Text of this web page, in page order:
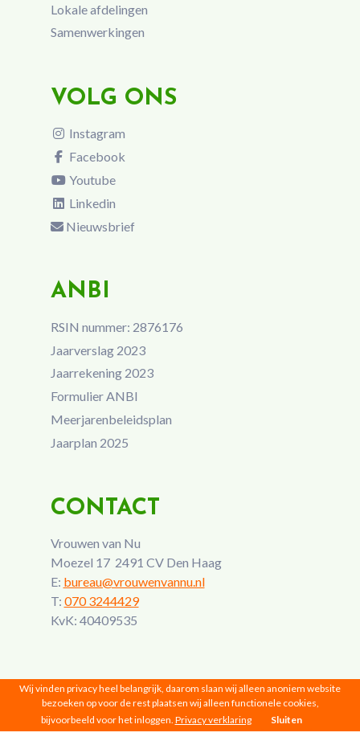
Lokale afdelingen
Samenwerkingen
VOLG ONS
Instagram
Facebook
Youtube
Linkedin
Nieuwsbrief
ANBI
RSIN nummer: 2876176
Jaarverslag 2023
Jaarrekening 2023
Formulier ANBI
Meerjarenbeleidsplan
Jaarplan 2025
CONTACT
Vrouwen van Nu
Moezel 17 2491 CV Den Haag
E: bureau@vrouwenvannu.nl
T: 070 3244429
KvK: 40409535
Vrouwen van Nu © 2026 |Privacy|Disclaimer
Wij vinden privacy heel belangrijk, daarom slaan wij alleen anoniem website
bezoeken op voor de rest plaatsen wij alleen functionele cookies,
bijvoorbeeld voor het inloggen. Privacy verklaring Sluiten